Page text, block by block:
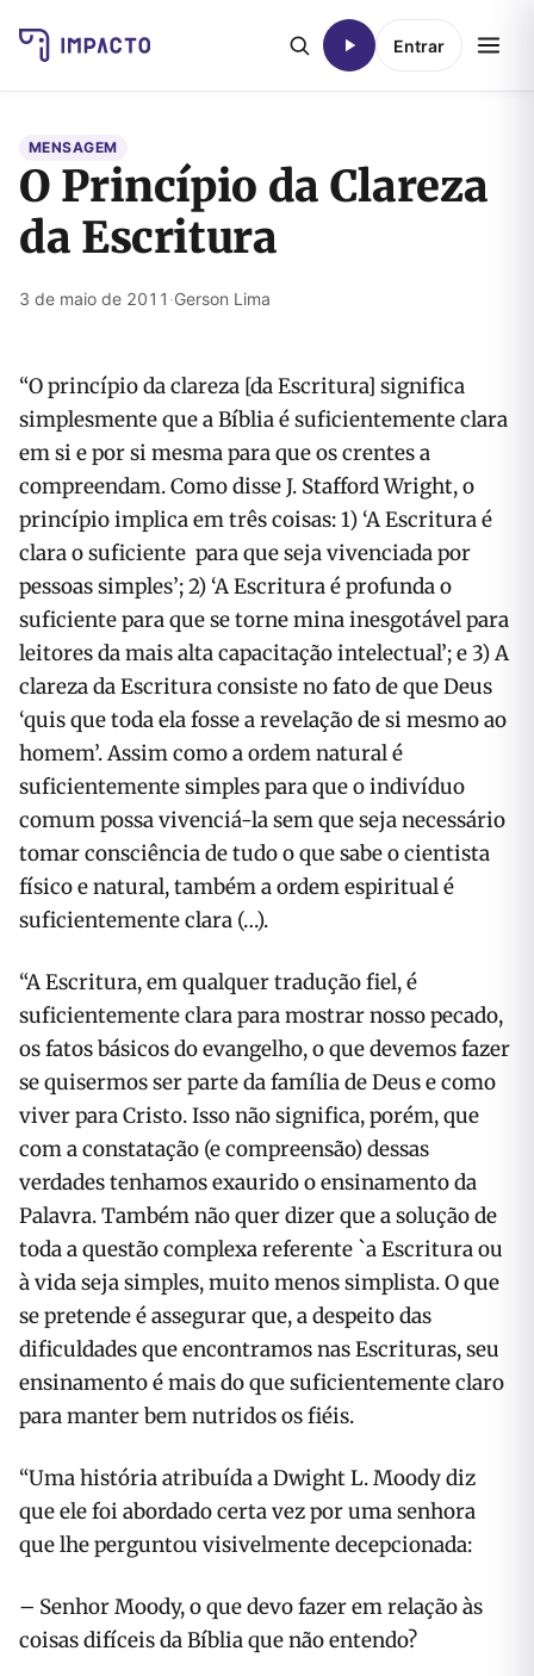
Entrar
MENSAGEM
O Princípio da Clareza
da Escritura
3 de maio de 2011 ·Gerson Lima
“O princípio da clareza [da Escritura] significa
simplesmente que a Bíblia é suficientemente clara
em si e por si mesma para que os crentes a
compreendam. Como disse J. Stafford Wright, o
princípio implica em três coisas: 1) ‘A Escritura é
clara o suficiente para que seja vivenciada por
pessoas simples’; 2) ‘A Escritura é profunda o
suficiente para que se torne mina inesgotável para
leitores da mais alta capacitação intelectual’; e 3) A
clareza da Escritura consiste no fato de que Deus
‘quis que toda ela fosse a revelação de si mesmo ao
homem’. Assim como a ordem natural é
suficientemente simples para que o indivíduo
comum possa vivenciá-la sem que seja necessário
tomar consciência de tudo o que sabe o cientista
físico e natural, também a ordem espiritual é
suficientemente clara (…).
“A Escritura, em qualquer tradução fiel, é
suficientemente clara para mostrar nosso pecado,
os fatos básicos do evangelho, o que devemos fazer
se quisermos ser parte da família de Deus e como
viver para Cristo. Isso não significa, porém, que
com a constatação (e compreensão) dessas
verdades tenhamos exaurido o ensinamento da
Palavra. Também não quer dizer que a solução de
toda a questão complexa referente `a Escritura ou
à vida seja simples, muito menos simplista. O que
se pretende é assegurar que, a despeito das
dificuldades que encontramos nas Escrituras, seu
ensinamento é mais do que suficientemente claro
para manter bem nutridos os fiéis.
“Uma história atribuída a Dwight L. Moody diz
que ele foi abordado certa vez por uma senhora
que lhe perguntou visivelmente decepcionada:
– Senhor Moody, o que devo fazer em relação às
coisas difíceis da Bíblia que não entendo?